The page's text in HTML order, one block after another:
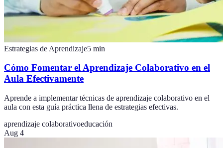
Estrategias de Aprendizaje5 min
Cómo Fomentar el Aprendizaje Colaborativo en el
Aula Efectivamente
Aprende a implementar técnicas de aprendizaje colaborativo en el
aula con esta guía práctica llena de estrategias efectivas.
aprendizaje colaborativoeducación
Aug 4